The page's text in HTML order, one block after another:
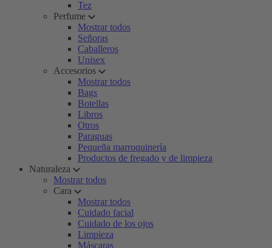
Tez
Perfume
Mostrar todos
Señoras
Caballeros
Unisex
Accesorios
Mostrar todos
Bags
Botellas
Libros
Otros
Paraguas
Pequeña marroquinería
Productos de fregado y de limpieza
Naturaleza
Mostrar todos
Cara
Mostrar todos
Cuidado facial
Cuidado de los ojos
Limpieza
Máscaras